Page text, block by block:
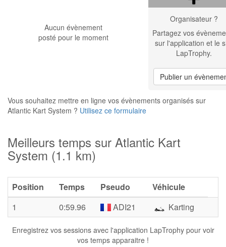
Aucun évènement
posté pour le moment
Organisateur ?
Partagez vos
sur l'application et le
LapTrophy.
Publier un
Vous souhaitez mettre en ligne vos évènements organisés sur
Atlantic Kart System ? Utilisez ce formulaire
Meilleurs temps sur Atlantic Kart
System (1.1 km)
Position Temps Pseudo
Véhicule
1
0:59.96 ADI21 Karting
Enregistrez vos sessions avec l'application LapTrophy pour voir
vos temps apparaitre !